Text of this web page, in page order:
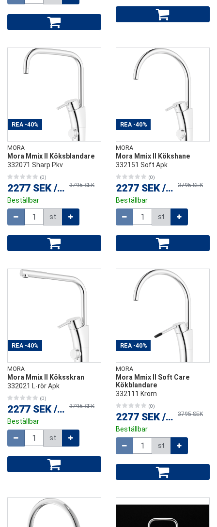
REA -40%
MORA
Mora Mmix II Köksblandare
332071 Sharp Pkv
(0)
2277 SEK / st3795 SEK
Beställbar
st
REA -40%
MORA
Mora Mmix II Kökshane
332151 Soft Apk
(0)
2277 SEK / st3795 SEK
Beställbar
st
REA -40%
MORA
Mora Mmix II Köksskran
332021 L-rör Apk
(0)
2277 SEK / st3795 SEK
Beställbar
st
REA -40%
MORA
Mora Mmix II Soft Care
Kökblandare
332111 Krom
(0)
2277 SEK / st3795 SEK
Beställbar
st